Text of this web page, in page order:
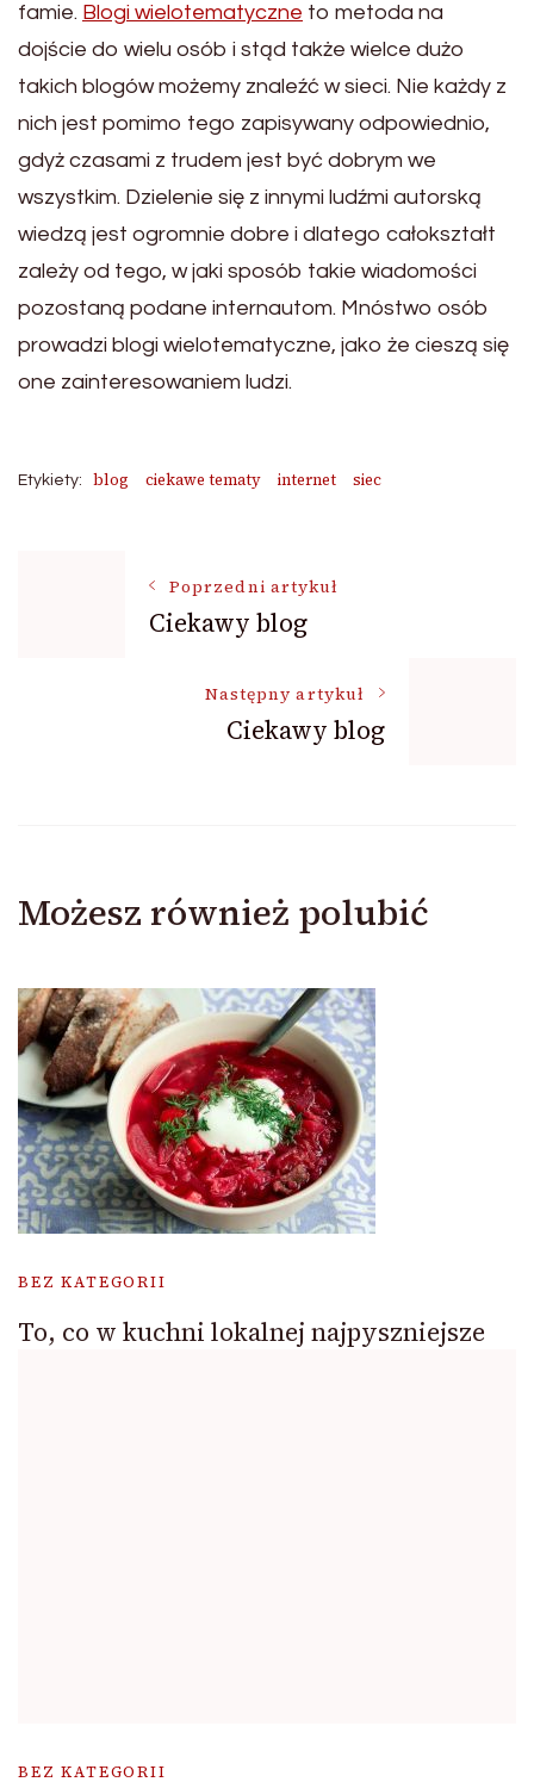
famie. Blogi wielotematyczne to metoda na
dojście do wielu osób i stąd także wielce dużo
takich blogów możemy znaleźć w sieci. Nie każdy z
nich jest pomimo tego zapisywany odpowiednio,
gdyż czasami z trudem jest być dobrym we
wszystkim. Dzielenie się z innymi ludźmi autorską
wiedzą jest ogromnie dobre i dlatego całokształt
zależy od tego, w jaki sposób takie wiadomości
pozostaną podane internautom. Mnóstwo osób
prowadzi blogi wielotematyczne, jako że cieszą się
one zainteresowaniem ludzi.
Etykiety: blog ciekawe tematy internet siec
NawigacjaPoprzedni artykuł
Ciekawy blog
Następny artykuł
Ciekawy blog
Możesz również polubić
BEZ KATEGORII
To, co w kuchni lokalnej najpyszniejsze
BEZ KATEGORII